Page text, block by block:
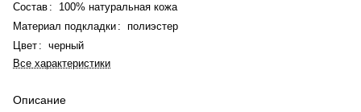
Состав :
100% натуральная кожа
Материал подкладки : полиэстер
Цвет : черный
Все характеристики
Описание